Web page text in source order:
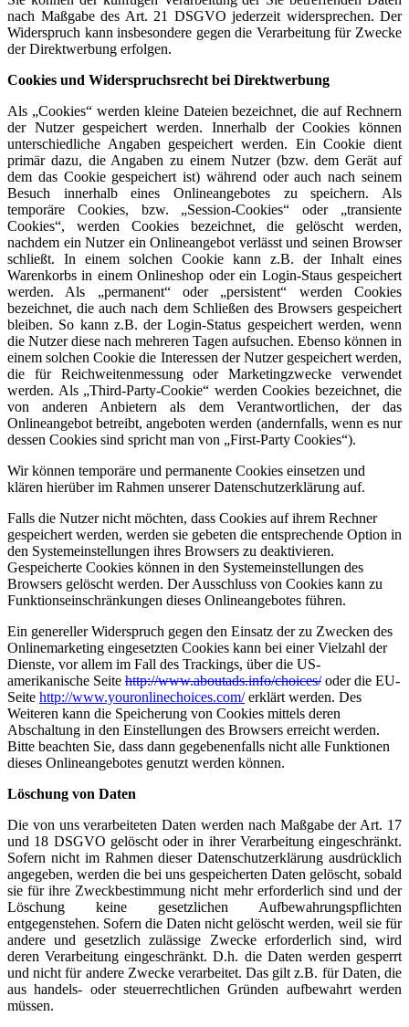
nach Maßgabe des Art. 21 DSGVO jederzeit widersprechen. Der
Widerspruch kann insbesondere gegen die Verarbeitung für Zwecke
der Direktwerbung erfolgen.
Cookies und Widerspruchsrecht bei Direktwerbung
Als „Cookies“ werden kleine Dateien bezeichnet, die auf Rechnern
der Nutzer gespeichert werden. Innerhalb der Cookies können
unterschiedliche Angaben gespeichert werden. Ein Cookie dient
primär dazu, die Angaben zu einem Nutzer (bzw. dem Gerät auf
dem das Cookie gespeichert ist) während oder auch nach seinem
Besuch innerhalb eines Onlineangebotes zu speichern. Als
temporäre Cookies, bzw. „Session-Cookies“ oder „transiente
Cookies“, werden Cookies bezeichnet, die gelöscht werden,
nachdem ein Nutzer ein Onlineangebot verlässt und seinen Browser
schließt. In einem solchen Cookie kann z.B. der Inhalt eines
Warenkorbs in einem Onlineshop oder ein Login-Staus gespeichert
werden. Als „permanent“ oder „persistent“ werden Cookies
bezeichnet, die auch nach dem Schließen des Browsers gespeichert
bleiben. So kann z.B. der Login-Status gespeichert werden, wenn
die Nutzer diese nach mehreren Tagen aufsuchen. Ebenso können in
einem solchen Cookie die Interessen der Nutzer gespeichert werden,
die für Reichweitenmessung oder Marketingzwecke verwendet
werden. Als „Third-Party-Cookie“ werden Cookies bezeichnet, die
von anderen Anbietern als dem Verantwortlichen, der das
Onlineangebot betreibt, angeboten werden (andernfalls, wenn es nur
dessen Cookies sind spricht man von „First-Party Cookies“).
Wir können temporäre und permanente Cookies einsetzen und
klären hierüber im Rahmen unserer Datenschutzerklärung auf.
Falls die Nutzer nicht möchten, dass Cookies auf ihrem Rechner
gespeichert werden, werden sie gebeten die entsprechende Option in
den Systemeinstellungen ihres Browsers zu deaktivieren.
Gespeicherte Cookies können in den Systemeinstellungen des
Browsers gelöscht werden. Der Ausschluss von Cookies kann zu
Funktionseinschränkungen dieses Onlineangebotes führen.
Ein genereller Widerspruch gegen den Einsatz der zu Zwecken des
Onlinemarketing eingesetzten Cookies kann bei einer Vielzahl der
Dienste, vor allem im Fall des Trackings, über die US-
amerikanische Seite http://www.aboutads.info/choices/oder die EU-
Seite http://www.youronlinechoices.com/erklärt werden. Des
Weiteren kann die Speicherung von Cookies mittels deren
Abschaltung in den Einstellungen des Browsers erreicht werden.
Bitte beachten Sie, dass dann gegebenenfalls nicht alle Funktionen
dieses Onlineangebotes genutzt werden können.
Löschung von Daten
Die von uns verarbeiteten Daten werden nach Maßgabe der Art. 17
und 18 DSGVO gelöscht oder in ihrer Verarbeitung eingeschränkt.
Sofern nicht im Rahmen dieser Datenschutzerklärung ausdrücklich
angegeben, werden die bei uns gespeicherten Daten gelöscht, sobald
sie für ihre Zweckbestimmung nicht mehr erforderlich sind und der
Löschung keine gesetzlichen Aufbewahrungspflichten
entgegenstehen. Sofern die Daten nicht gelöscht werden, weil sie für
andere und gesetzlich zulässige Zwecke erforderlich sind, wird
deren Verarbeitung eingeschränkt. D.h. die Daten werden gesperrt
und nicht für andere Zwecke verarbeitet. Das gilt z.B. für Daten, die
aus handels- oder steuerrechtlichen Gründen aufbewahrt werden
müssen.